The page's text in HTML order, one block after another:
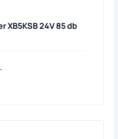
XB5KSB 24V 85 db